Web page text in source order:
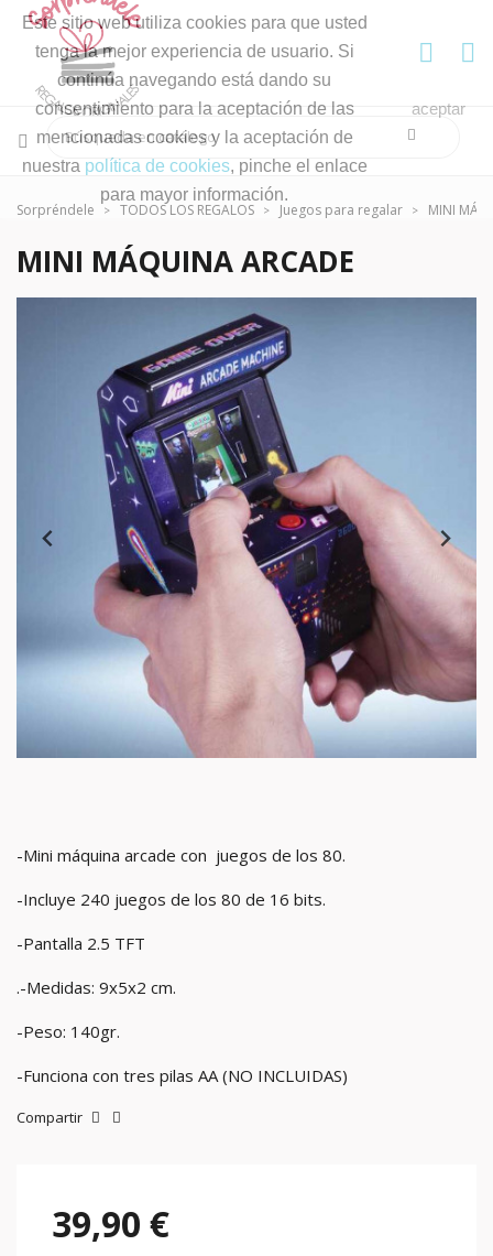
Este sitio web utiliza cookies para que usted
tenga la mejor experiencia de usuario. Si
continúa navegando está dando su
consentimiento para la aceptación de las
mencionadas cookies y la aceptación de
nuestra política de cookies, pinche el enlace
para mayor información.
aceptar
Sorpréndele TODOS LOS REGALOS Juegos para regalar MINI
MINI MÁQUINA ARCADE
-Mini máquina arcade con juegos de los 80.
-Incluye 240 juegos de los 80 de 16 bits.
-Pantalla 2.5 TFT
.-Medidas: 9x5x2 cm.
-Peso: 140gr.
-Funciona con tres pilas AA (NO INCLUIDAS)
Compartir
39,90 €